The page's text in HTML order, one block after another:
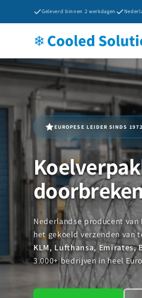
naar de
content
Geleverd binnen 2 werkdagen
EUROPESE LEIDER SINDS 1972
Nederlandse producent van
het gekoeld verzenden
KLM, Lufthansa, Emirates,
3.000+ bedrijven in heel